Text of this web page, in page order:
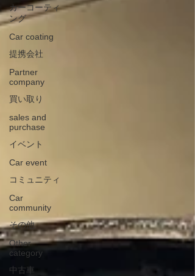
カーコーティ
ング
Car coating
提携会社
Partner
company
買い取り
sales and
purchase
イベント
Car event
コミュニティ
Car
community
その他
Other
category
中古車